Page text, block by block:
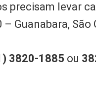
precisam levar
– Guanabara,
3820-1885 ou